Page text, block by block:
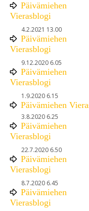
Päivämiehen
Vierasblogi
4.2.2021 13.00
Päivämiehen
Vierasblogi
9.12.2020 6.05
Päivämiehen
Vierasblogi
1.9.2020 6.15
Päivämiehen
3.8.2020 6.25
Päivämiehen
Vierasblogi
22.7.2020 6.50
Päivämiehen
Vierasblogi
8.7.2020 6.45
Päivämiehen
Vierasblogi